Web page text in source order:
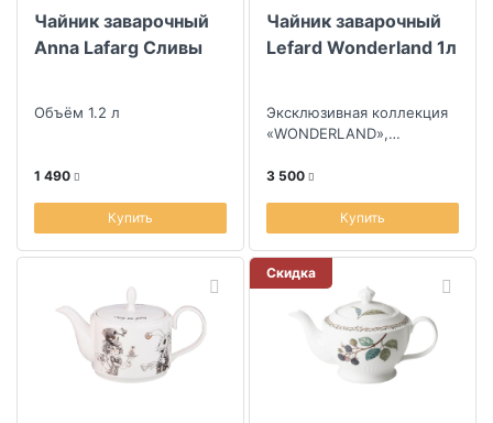
Чайник заварочный
Anna Lafarg Сливы
Объём 1.2 л
1 490
Купить
Чайник заварочный
Lefard Wonderland 1л
Эксклюзивная коллекция
«WONDERLAND»,
литературных
3 500
Купить
Скидка